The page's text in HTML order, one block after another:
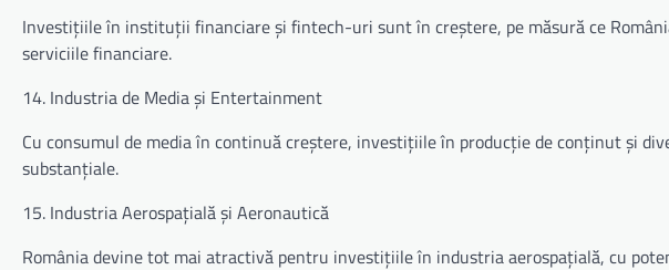
Investițiile în instituții financiare și fintech-uri sunt în creștere, pe măsură ce
serviciile financiare.
14. Industria de Media și Entertainment
Cu consumul de media în continuă creștere, investițiile în producție de conținut și
substanțiale.
15. Industria Aerospațială și Aeronautică
România devine tot mai atractivă pentru investițiile în industria aerospațială, cu